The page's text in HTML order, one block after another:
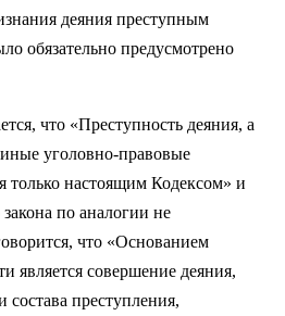
деяния преступным
обязательно пред­усмотрено
что «Преступность деяния, а
уголовно-правовые
только настоящим Кодексом» и
по аналогии не
что «Основанием
является совершение деяния,
состава преступления,